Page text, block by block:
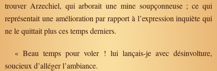
trouver Arzechiel, qui arborait une mine soupçonneuse ; ce qui
représentait une amélioration par rapport à l’expression inquiète qui
ne le quittait plus ces temps derniers.
« Beau temps pour voler ! lui lançais-je avec désinvolture,
soucieux d’alléger l’ambiance.